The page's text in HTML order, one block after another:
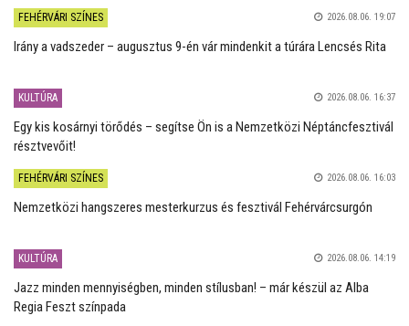
FEHÉRVÁRI SZÍNES 2026.08.06. 19:07
Irány a vadszeder – augusztus 9-én vár mindenkit a túrára Lencsés Rita
KULTÚRA 2026.08.06. 16:37
Egy kis kosárnyi törődés – segítse Ön is a Nemzetközi Néptáncfesztivál
résztvevőit!
FEHÉRVÁRI SZÍNES 2026.08.06. 16:03
Nemzetközi hangszeres mesterkurzus és fesztivál Fehérvárcsurgón
KULTÚRA 2026.08.06. 14:19
Jazz minden mennyiségben, minden stílusban! – már készül az Alba
Regia Feszt színpada